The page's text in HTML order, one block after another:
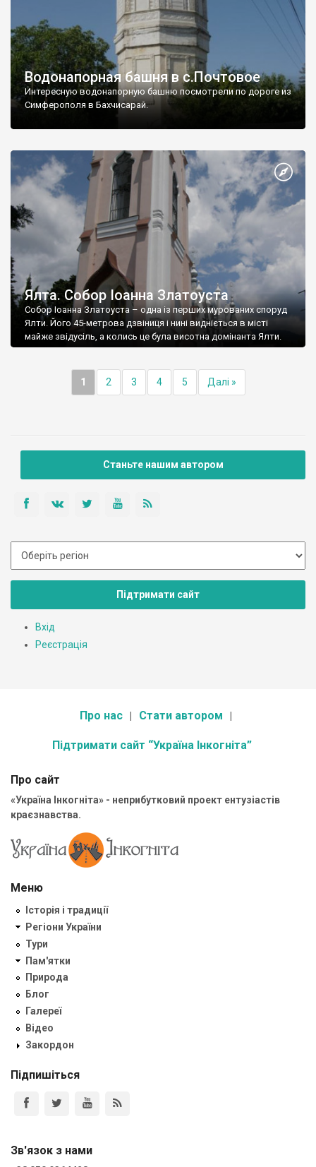
Водонапорная башня в с.Почтовое
Интересную водонапорную башню посмотрели по дороге из
Симферополя в Бахчисарай.
Ялта. Собор Іоанна Златоуста
Собор Іоанна Златоуста – одна із перших мурованих споруд
Ялти. Його 45-метрова дзвіниця і нині видніється в місті
майже звідусіль, а колись це була висотна домінанта Ялти.
1 2 3 4 5 Далі »
Станьте нашим автором
Підтримати сайт
Вхід
Реєстрація
Про нас Стати автором
Підтримати сайт “Україна Інкогніта”
Про сайт
«Україна Інкогніта» - неприбутковий проект ентузіастів
краєзнавства.
Меню
Історія і традиції
Регіони України
Тури
Пам'ятки
Природа
Блог
Галереї
Відео
Закордон
Підпишіться
Зв'язок з нами